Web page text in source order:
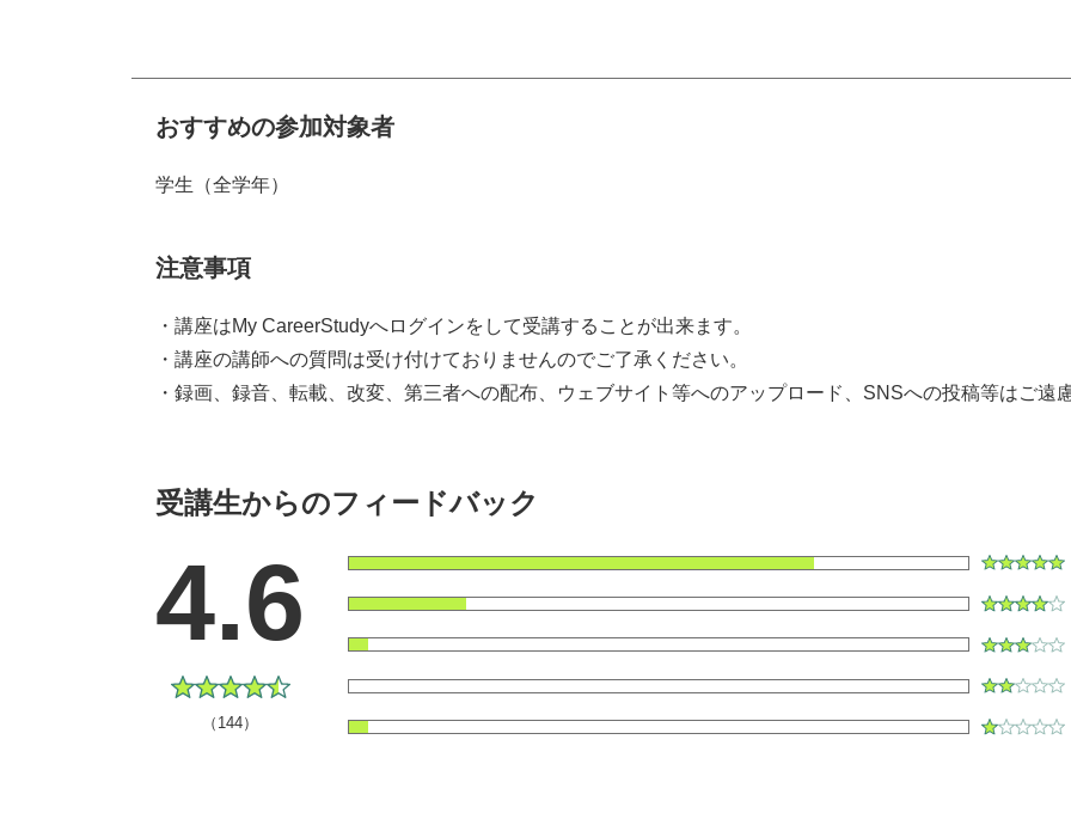
おすすめの参加対象者
学生（全学年）
注意事項
・講座はMy CareerStudyへログインをして受講することが出来ます。
・講座の講師への質問は受け付けておりませんのでご了承ください。
・録画、録音、転載、改変、第三者への配布、ウェブサイト等へのアップロード、SNSへの投稿等はご遠
受講生からのフィードバック
4.6
（144）